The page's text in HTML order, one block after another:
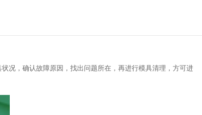
况，确认故障原因，找出问题所在，再进行模具清理，方可进